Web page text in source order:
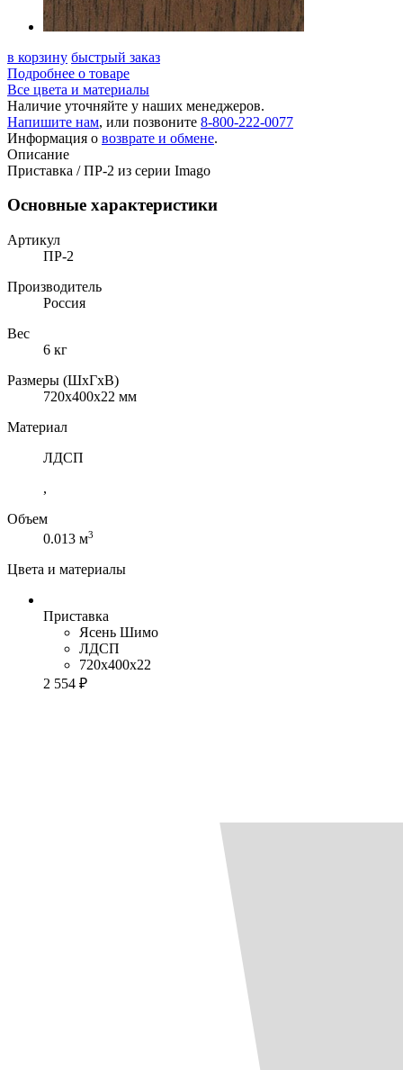
в корзину быстрый заказ
Подробнее о товаре
Все цвета и материалы
Наличие уточняйте у наших менеджеров.
Напишите нам, или позвоните 8-800-222-0077
Информация о возврате и обмене.
Описание
Приставка / ПР-2 из серии Imago
Основные характеристики
Артикул
ПР-2
Производитель
Россия
Вес
6 кг
Размеры (ШхГхВ)
720x400x22 мм
Материал
ЛДСП
,
Объем
0.013 м3
Цвета и материалы
Приставка
Ясень Шимо
ЛДСП
720x400x22
2 554 ₽